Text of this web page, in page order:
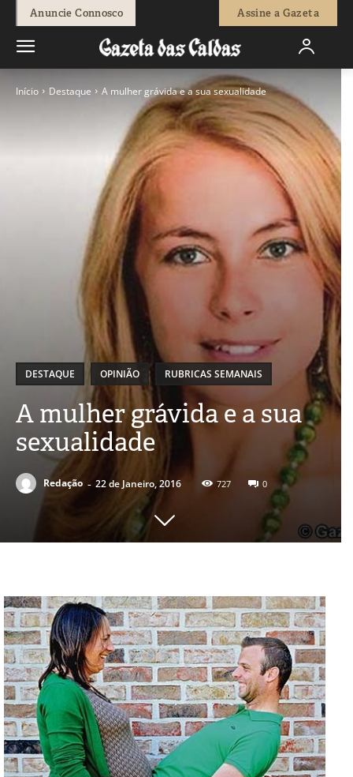
Anuncie Connosco Assine a Gazeta
Início Destaque A mulher grávida e a sua sexualidade
DESTAQUE OPINIÃO RUBRICAS SEMANAIS
A mulher grávida e a sua
sexualidade
Redação - 22 de Janeiro, 2016 727 0